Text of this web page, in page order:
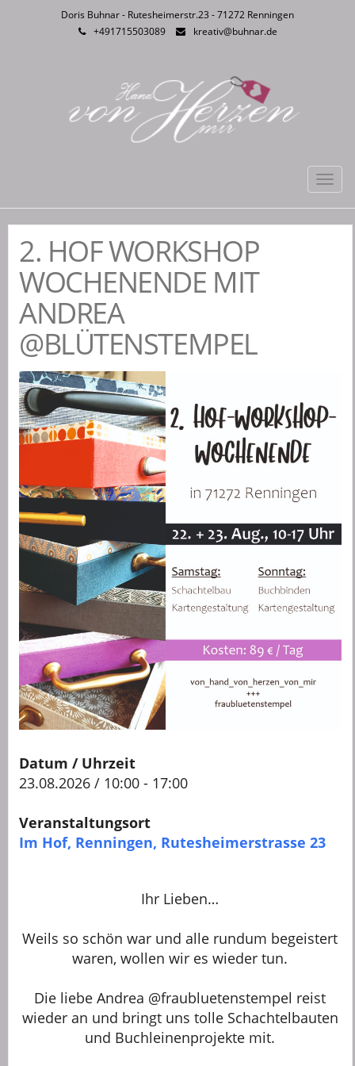
Doris Buhnar - Rutesheimerstr.23 - 71272 Renningen
+491715503089
kreativ@buhnar.de
2. HOF WORKSHOP
WOCHENENDE MIT
ANDREA
@BLÜTENSTEMPEL
Datum / Uhrzeit
23.08.2026 / 10:00 - 17:00
Veranstaltungsort
Im Hof, Renningen, Rutesheimerstrasse 23
Ihr Lieben…
Weils so schön war und alle rundum begeistert
waren, wollen wir es wieder tun.
Die liebe Andrea @fraubluetenstempel reist
wieder an und bringt uns tolle Schachtelbauten
und Buchleinenprojekte mit.